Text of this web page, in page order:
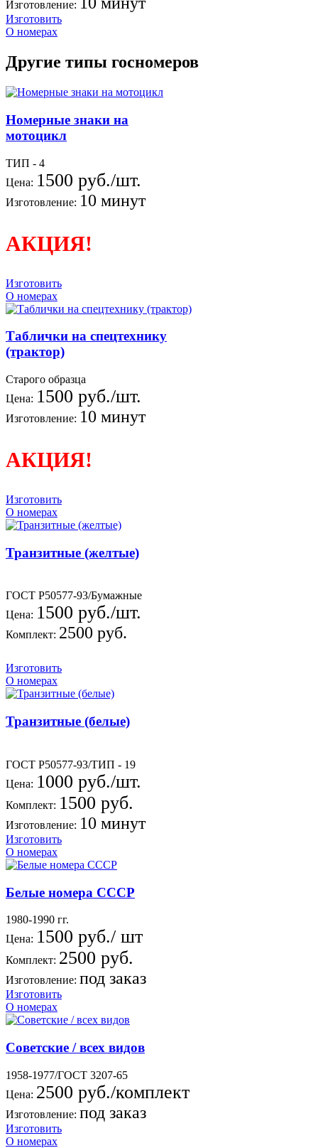
Изготовление:
Изготовить
О номерах
Другие типы госномеров
Номерные знаки на
мотоцикл
ТИП - 4
Цена: 1500 руб./шт.
Изготовление: 10 минут
АКЦИЯ!
Изготовить
О номерах
Таблички на спецтехнику
(трактор)
Старого образца
Цена: 1500 руб./шт.
Изготовление: 10 минут
АКЦИЯ!
Изготовить
О номерах
Транзитные (желтые)
ГОСТ Р50577-93/Бумажные
Цена: 1500 руб./шт.
Комплект: 2500 руб.
Изготовить
О номерах
Транзитные (белые)
ГОСТ Р50577-93/ТИП - 19
Цена: 1000 руб./шт.
Комплект: 1500 руб.
Изготовление: 10 минут
Изготовить
О номерах
Белые номера СССР
1980-1990 гг.
Цена: 1500 руб./ шт
Комплект: 2500 руб.
Изготовление: под заказ
Изготовить
О номерах
Советские / всех видов
1958-1977/ГОСТ 3207-65
Цена: 2500 руб./комплект
Изготовление: под заказ
Изготовить
О номерах